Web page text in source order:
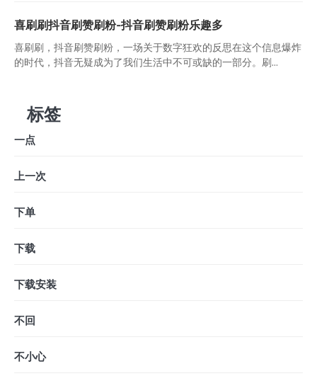
喜刷刷抖音刷赞刷粉-抖音刷赞刷粉乐趣多
喜刷刷，抖音刷赞刷粉，一场关于数字狂欢的反思在这个信息爆炸
的时代，抖音无疑成为了我们生活中不可或缺的一部分。刷...
标签
一点
上一次
下单
下载
下载安装
不回
不小心